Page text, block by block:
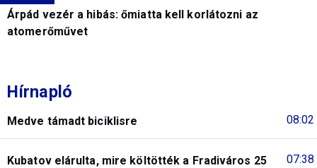
Árpád vezér a hibás: őmiatta kell korlátozni az
atomerőművet
Hírnapló
08:02
Medve támadt biciklisre
07:38
Kubatov elárulta, mire költötték a Fradiváros 25